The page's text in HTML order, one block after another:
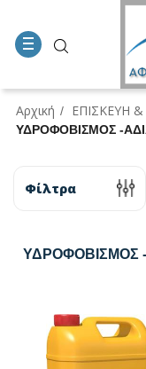
Αρχική / ΕΠΙΣΚΕΥΗ
ΥΔΡΟΦΟΒΙΣΜΟΣ -
Φίλτρα
ΥΔΡΟΦΟΒΙΣΜΟΣ